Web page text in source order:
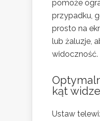
pomoże
przypadku,
prosto na
lub żaluzje,
widoczność.
kąt
Ustaw